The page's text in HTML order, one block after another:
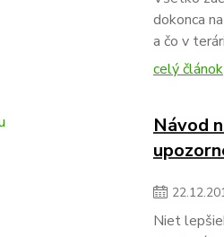
dokonca
a čo v
celý článok
Návod
22.12.
Niet